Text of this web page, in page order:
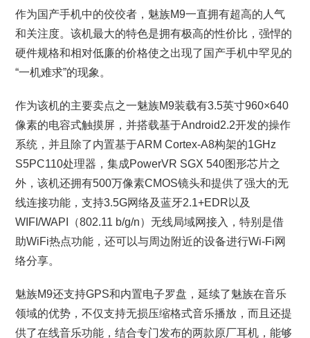
作为国产手机中的佼佼者，魅族M9一直拥有超高的人气
和关注度。该机最大的特色是拥有极高的性价比，强悍的
硬件规格和相对低廉的价格使之出现了国产手机中罕见的
“一机难求”的现象。
作为该机的主要卖点之一魅族M9装载有3.5英寸960×640
像素的电容式触摸屏，并搭载基于Android2.2开发的操作
系统，并且除了内置基于ARM Cortex-A8构架的1GHz
S5PC110处理器，集成PowerVR SGX 540图形芯片之
外，该机还拥有500万像素CMOS镜头和提供了强大的无
线连接功能，支持3.5G网络及蓝牙2.1+EDR以及
WIFI/WAPI（802.11 b/g/n）无线局域网接入，特别是借
助WiFi热点功能，还可以与周边附近的设备进行Wi-Fi网
络分享。
魅族M9还支持GPS和内置电子罗盘，延续了魅族在音乐
领域的优势，不仅支持无损压缩格式音乐播放，而且还提
供了在线音乐功能，结合专门发布的两款原厂耳机，能够